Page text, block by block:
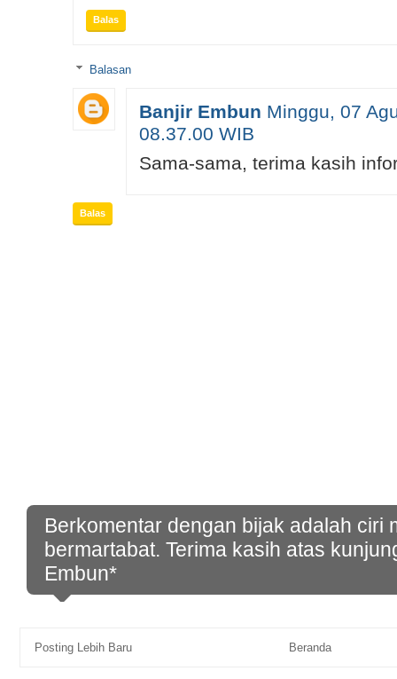
Balas
Balasan
Banjir Embun Minggu, 07
08.37.00 WIB
Sama-sama, terima kasih
Balas
Berkomentar dengan bijak adalah ciri
bermartabat. Terima kasih atas
Embun*
Posting Lebih Baru Beranda